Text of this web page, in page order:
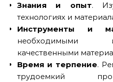
Знания и опыт.
технологиях и
Инструменты и
необходимыми
качественными
Время и терпение.
трудоемкий